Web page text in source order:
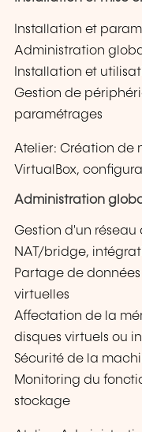
Installation et
Administration
Installation et
Gestion de
paramétrages
Atelier: Création de
VirtualBox,
Administration
Gestion d'un réseau
NAT/bridge,
Partage de
virtuelles
Affectation de la
disques virtuels ou
Sécurité de la
Monitoring du
stockage